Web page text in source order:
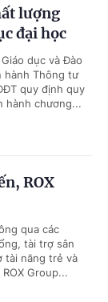
lượng
đại học
dục và Đào
hành Thông tư
quy định quy
hành chương...
ROX
qua các
tài trợ sân
tài năng trẻ và
Group...